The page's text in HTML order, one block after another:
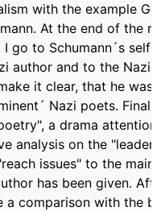
with the example
At the end of the
go to Schumann´s self-
author and to the Nazi
it clear, that he was
Nazi poets.
a drama attention
analysis on the
issues" to the
has been given.
a comparison with the